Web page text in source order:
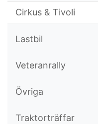
Cirkus & Tivoli
Lastbil
Veteranrally
Övriga
Traktorträffar